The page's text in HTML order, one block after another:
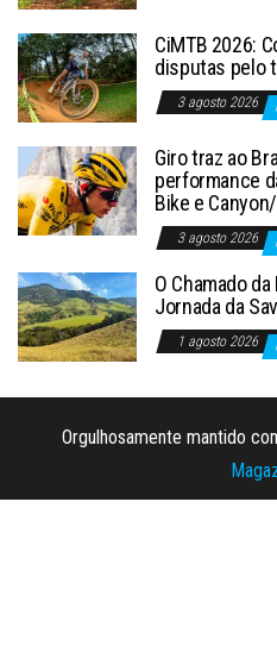
CiMTB 2026:
disputas pelo
3 agosto 2026
Giro traz ao
performance
Bike e
3 agosto 2026
O Chamado
Jornada da
1 agosto 2026
Orgulhosamente mantido